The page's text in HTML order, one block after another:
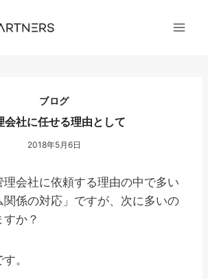
ブログ
会社に任せる理由として
2018年5月6日
理会社に依頼する理由の中で多い
関係の対応」ですが、次に多いの
か？
。